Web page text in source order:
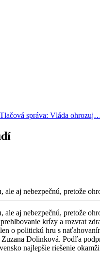
Tlačová správa: Vláda
aj nebezpečnú, pretože
aj nebezpečnú, pretože
krízy a rozvrat
o politickú hru s
Dolinková. Podľa
najlepšie riešenie